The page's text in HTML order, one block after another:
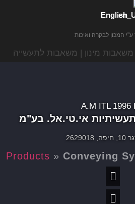
English
המכון לבקרה ואיכות
מינון | משאבות לתעשייה
A.M ITL 1996
תעשיתיות אי.טי.אל. בע"מ
Products » Conveying